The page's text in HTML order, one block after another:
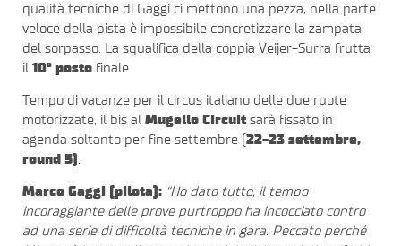
qualità tecniche di Gaggi ci mettono una pezza, nella parte
veloce della pista è impossibile concretizzare la zampata
del sorpasso. La squalifica della coppia Veijer-Surra frutta
il 10° posto finale
Tempo di vacanze per il circus italiano delle due ruote
motorizzate, il bis al Mugello Circuitsarà fissato in
agenda soltanto per fine settembre ( 22-23 settembre,
round 5)
Marco Gaggi (pilota): “Ho dato tutto, il tempo
incoraggiante delle prove purtroppo ha incocciato contro
ad una serie di difficoltà tecniche in gara. Peccato perché